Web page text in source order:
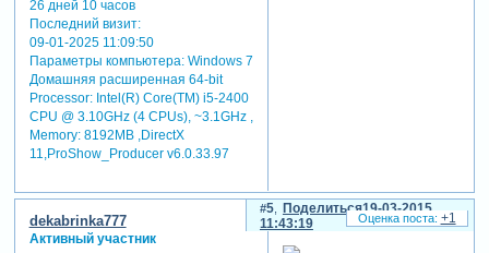
26 дней 10 часов
Последний визит:
09-01-2025 11:09:50
Параметры компьютера:Windows 7
Домашняя расширенная 64-bit
Processor: Intel(R) Core(TM) i5-2400
CPU @ 3.10GHz (4 CPUs), ~3.1GHz ,
Memory: 8192MB ,DirectX
11,ProShow_Producer v6.0.33.97
Поделиться
5
19-03-2015
11:43:19
dekabrinka777
Активный участник
+1